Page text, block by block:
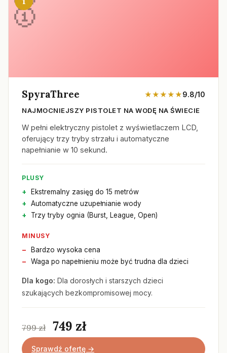
SpyraThree ★★★★★9.8/10
NAJMOCNIEJSZY PISTOLET NA WODĘ NA ŚWIECIE
W pełni elektryczny pistolet z wyświetlaczem LCD,
oferujący trzy tryby strzału i automatyczne
napełnianie w 10 sekund.
PLUSY
Ekstremalny zasięg do 15 metrów
Automatyczne uzupełnianie wody
Trzy tryby ognia (Burst, League, Open)
MINUSY
Bardzo wysoka cena
Waga po napełnieniu może być trudna dla dzieci
Dla kogo: Dla dorosłych i starszych dzieci
szukających bezkompromisowej mocy.
799 zł 749 zł
Sprawdź ofertę →